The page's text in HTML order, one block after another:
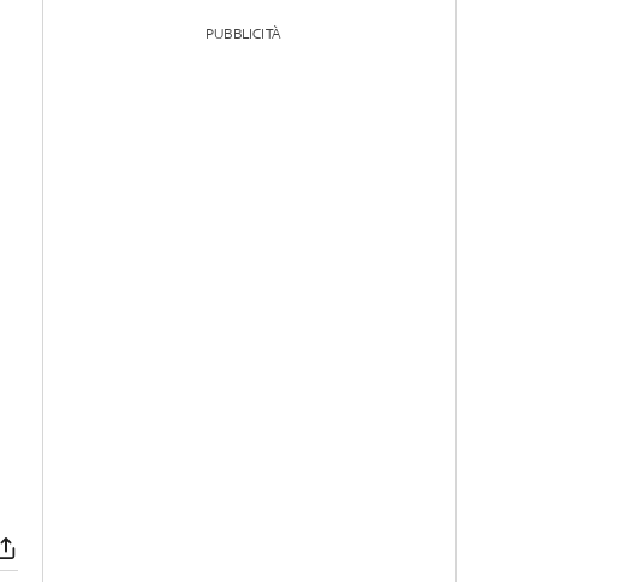
PUBBLICITÀ